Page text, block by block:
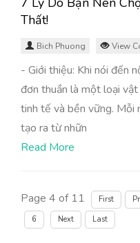
Thất!
Bich Phuong View
- Giới thiệu: Khi nói đến
đơn thuần là một loại
tinh tế và bền vững. Mỗi
tạo ra từ nhữn
Read More
Page 4 of 11 First
6
Next Last